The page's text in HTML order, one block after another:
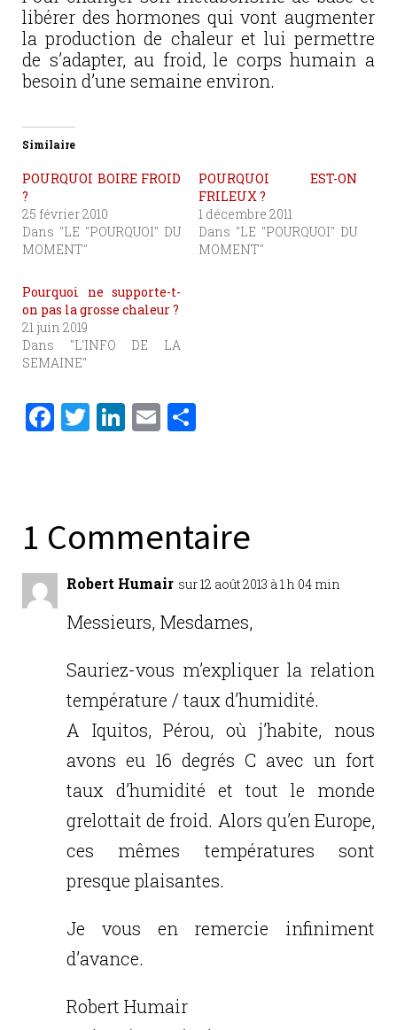
libérer des hormones qui vont augmenter
la production de chaleur et lui permettre
de s’adapter, au froid, le corps humain a
besoin d’une semaine environ.
Similaire
POURQUOI BOIRE FROID
?
25 février 2010
Dans "LE "POURQUOI" DU
MOMENT"
POURQUOI EST-ON
FRILEUX ?
1 décembre 2011
Dans "LE "POURQUOI" DU
MOMENT"
Pourquoi ne supporte-t-
on pas la grosse chaleur ?
21 juin 2019
Dans "L'INFO DE LA
SEMAINE"
F
b
o
o
k
T
r
Li
dI
n
E
er
1 Commentaire
Robert Humair sur 12 août 2013 à 1 h 04 min
Messieurs, Mesdames,
Sauriez-vous m’expliquer la relation
température / taux d’humidité.
A Iquitos, Pérou, où j’habite, nous
avons eu 16 degrés C avec un fort
taux d’humidité et tout le monde
grelottait de froid. Alors qu’en Europe,
ces mêmes températures sont
presque plaisantes.
Je vous en remercie infiniment
d’avance.
Robert Humair